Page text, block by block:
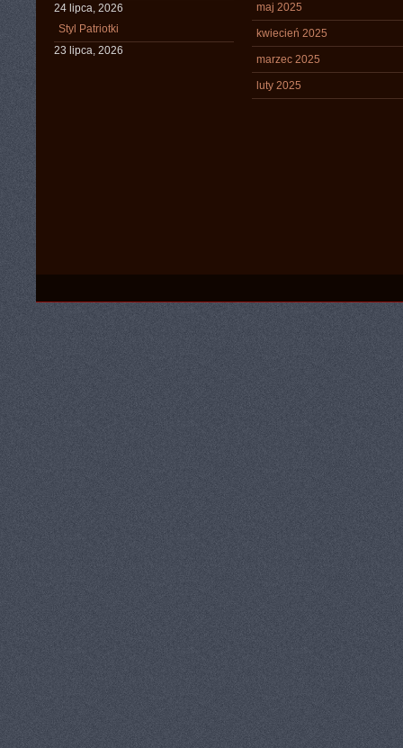
24 lipca, 2026
Styl Patriotki
23 lipca, 2026
maj 2025
kwiecień 2025
marzec 2025
luty 2025